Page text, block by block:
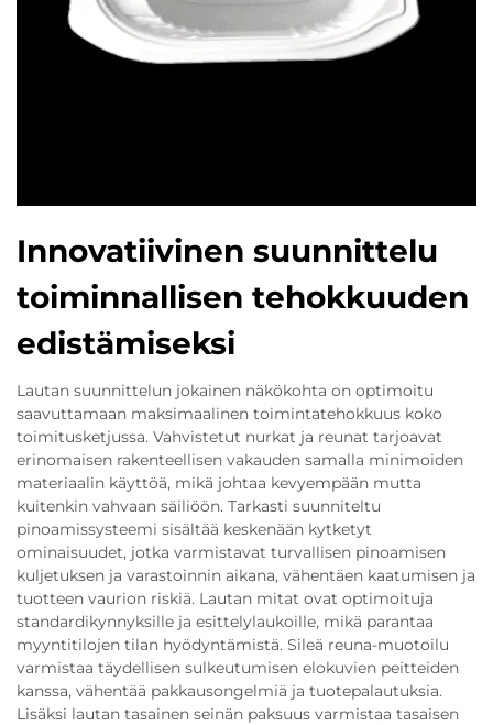
Innovatiivinen suunnittelu
toiminnallisen tehokkuuden
edistämiseksi
Lautan suunnittelun jokainen näkökohta on optimoitu
saavuttamaan maksimaalinen toimintatehokkuus koko
toimitusketjussa. Vahvistetut nurkat ja reunat tarjoavat
erinomaisen rakenteellisen vakauden samalla minimoiden
materiaalin käyttöä, mikä johtaa kevyempään mutta
kuitenkin vahvaan säiliöön. Tarkasti suunniteltu
pinoamissysteemi sisältää keskenään kytketyt
ominaisuudet, jotka varmistavat turvallisen pinoamisen
kuljetuksen ja varastoinnin aikana, vähentäen kaatumisen ja
tuotteen vaurion riskiä. Lautan mitat ovat optimoituja
standardikynnyksille ja esittelylaukoille, mikä parantaa
myyntitilojen tilan hyödyntämistä. Sileä reuna-muotoilu
varmistaa täydellisen sulkeutumisen elokuvien peitteiden
kanssa, vähentää pakkausongelmiä ja tuotepalautuksia.
Lisäksi lautan tasainen seinän paksuus varmistaa tasaisen